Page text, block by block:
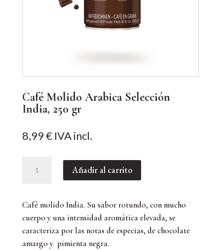
Café Molido Arabica Selección
India, 250 gr
8,99€ IVA incl.
Molido
India,
250
gr
cantidad
Añadir al carrito
Café molido India. Su sabor rotundo, con mucho
cuerpo y una intensidad aromática elevada, se
caracteriza por las notas de especias, de chocolate
amargo y pimienta negra.